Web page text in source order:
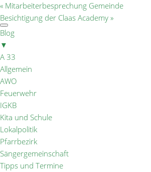
« Mitarbeiterbesprechung Gemeinde
Besichtigung der Claas Academy »
Blog
▼
A 33
Allgemein
AWO
Feuerwehr
IGKB
Kita und Schule
Lokalpolitik
Pfarrbezirk
Sängergemeinschaft
Tipps und Termine